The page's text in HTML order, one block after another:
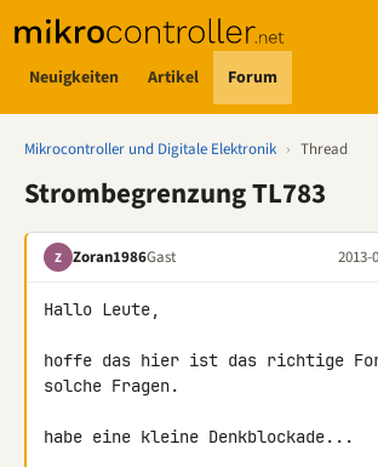
Neuigkeiten Artikel Forum
Mikrocontroller und Digitale Elektronik › Thread
Strombegrenzung TL783
Z Zoran1986Gast 2013-
Hallo Leute,
hoffe das hier ist das richtige
solche Fragen.
habe eine kleine Denkblockade...